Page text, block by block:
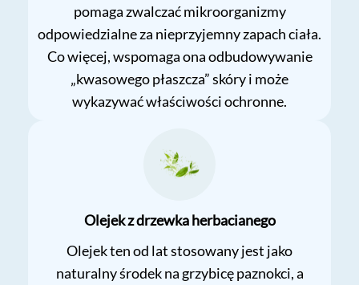
pomaga zwalczać mikroorganizmy
odpowiedzialne za nieprzyjemny zapach ciała.
Co więcej, wspomaga ona odbudowywanie
„kwasowego płaszcza” skóry i może
wykazywać właściwości ochronne.
Olejek z drzewka herbacianego
Olejek ten od lat stosowany jest jako
naturalny środek na grzybicę paznokci, a